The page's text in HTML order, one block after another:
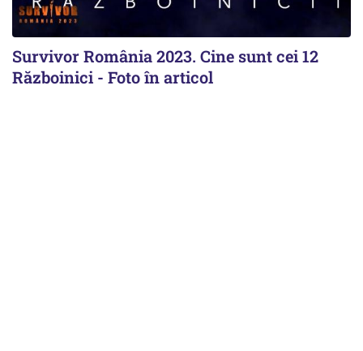
Survivor România 2023. Cine sunt cei 12
Războinici - Foto în articol